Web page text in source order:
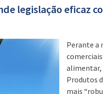
legislação eficaz
Perante a
alimentar,
Produtos
mais